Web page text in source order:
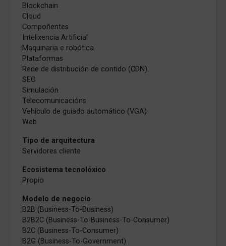
Blockchain
Cloud
Compoñentes
Intelixencia Artificial
Maquinaria e robótica
Plataformas
Rede de distribución de contido (CDN)
SEO
Simulación
Telecomunicacións
Vehículo de guiado automático (VGA)
Web
Tipo de arquitectura
Servidores cliente
Ecosistema tecnolóxico
Propio
Modelo de negocio
B2B (Business-To-Business)
B2B2C (Business-To-Business-To-Consumer)
B2C (Business-To-Consumer)
B2G (Business-To-Government)